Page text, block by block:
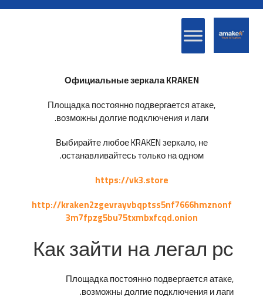
Официальные зеркала KRAKEN
Площадка постоянно подвергается атаке,
возможны долгие подключения и лаги.
Выбирайте любое KRAKEN зеркало, не
останавливайтесь только на одном.
https://vk3.store
http://kraken2zgevrayvbqptss5nf7666hmznonf
3m7fpzg5bu75txmbxfcqd.onion
Как зайти на легал рс
Площадка постоянно подвергается атаке,
возможны долгие подключения и лаги.